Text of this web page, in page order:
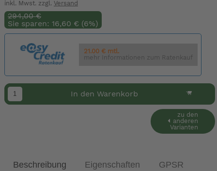
inkl. Mwst. zzgl. Versand
294,00 €
Sie sparen: 16,60 € (6%)
21.00 € mtl.
mehr Informationen zum Ratenkauf
In den Warenkorb
zu den
anderen
Varianten
Beschreibung Eigenschaften GPSR